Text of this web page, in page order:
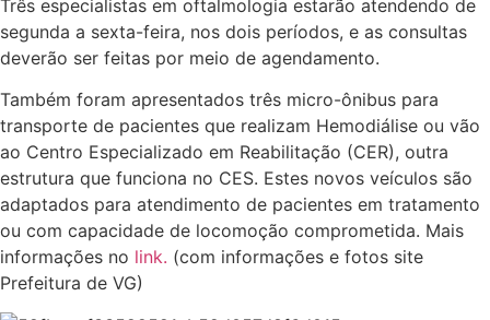
Três especialistas em oftalmologia estarão atendendo de
segunda a sexta-feira, nos dois períodos, e as consultas
deverão ser feitas por meio de agendamento.
Também foram apresentados três micro-ônibus para
transporte de pacientes que realizam Hemodiálise ou vão
ao Centro Especializado em Reabilitação (CER), outra
estrutura que funciona no CES. Estes novos veículos são
adaptados para atendimento de pacientes em tratamento
ou com capacidade de locomoção comprometida. Mais
informações no link. (com informações e fotos site
Prefeitura de VG)